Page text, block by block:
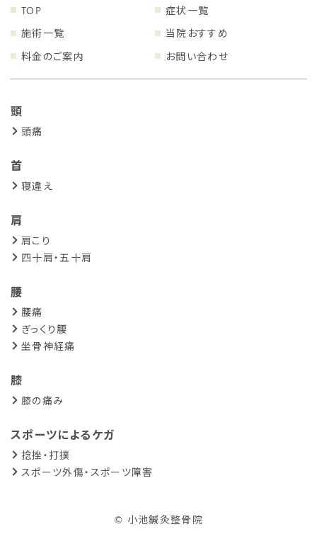
TOP
症状一覧
施術一覧
当院おすすめ
料金のご案内
お問い合わせ
頭
頭痛
首
寝違え
肩
肩こり
四十肩・五十肩
腰
腰痛
ぎっくり腰
坐骨神経痛
膝
膝の痛み
スポーツによるケガ
捻挫・打撲
スポーツ外傷・スポーツ障害
© 小池鍼灸整骨院